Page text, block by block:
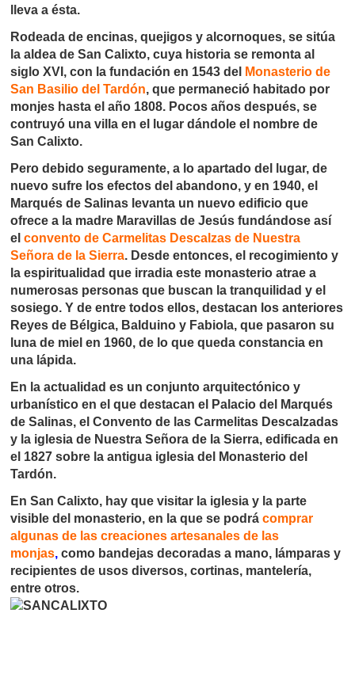
lleva a ésta.
Rodeada de encinas, quejigos y alcornoques, se sitúa
la aldea de San Calixto, cuya historia se remonta al
siglo XVI, con la fundación en 1543 del
Monasterio de
San Basilio del Tardón, que permaneció habitado por
monjes hasta el año 1808. Pocos años después, se
contruyó una villa en el lugar dándole el nombre de
San Calixto.
Pero debido seguramente, a lo apartado del lugar, de
nuevo sufre los efectos del abandono, y en 1940, el
Marqués de Salinas levanta un nuevo edificio que
ofrece a la madre Maravillas de Jesús fundándose así
elconvento de Carmelitas Descalzas de Nuestra
Señora de la Sierra. Desde entonces, el recogimiento y
la espiritualidad que irradia este monasterio atrae a
numerosas personas que buscan la tranquilidad y el
sosiego. Y de entre todos ellos, destacan los anteriores
Reyes de Bélgica, Balduino y Fabiola, que pasaron su
luna de miel en 1960, de lo que queda constancia en
una lápida.
En la actualidad es un conjunto arquitectónico y
urbanístico en el que destacan el Palacio del Marqués
de Salinas, el Convento de las Carmelitas Descalzadas
y la iglesia de Nuestra Señora de la Sierra, edificada en
el 1827 sobre la antigua iglesia del Monasterio del
Tardón.
En San Calixto, hay que visitar la iglesia y la parte
visible del monasterio, en la que se podrácomprar
algunas de las creaciones artesanales de las
monjas, como bandejas decoradas a mano, lámparas y
recipientes de usos diversos, cortinas, mantelería,
entre otros.